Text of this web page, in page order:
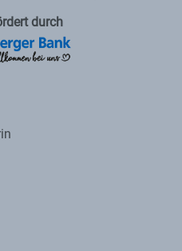
durch